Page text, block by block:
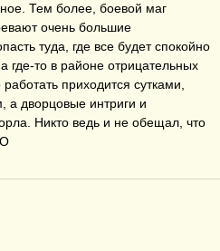
Тем более, боевой маг
очень большие
туда, где все будет спокойно
где-то в районе отрицательных
приходится сутками,
а дворцовые интриги и
Никто ведь и не обещал, что